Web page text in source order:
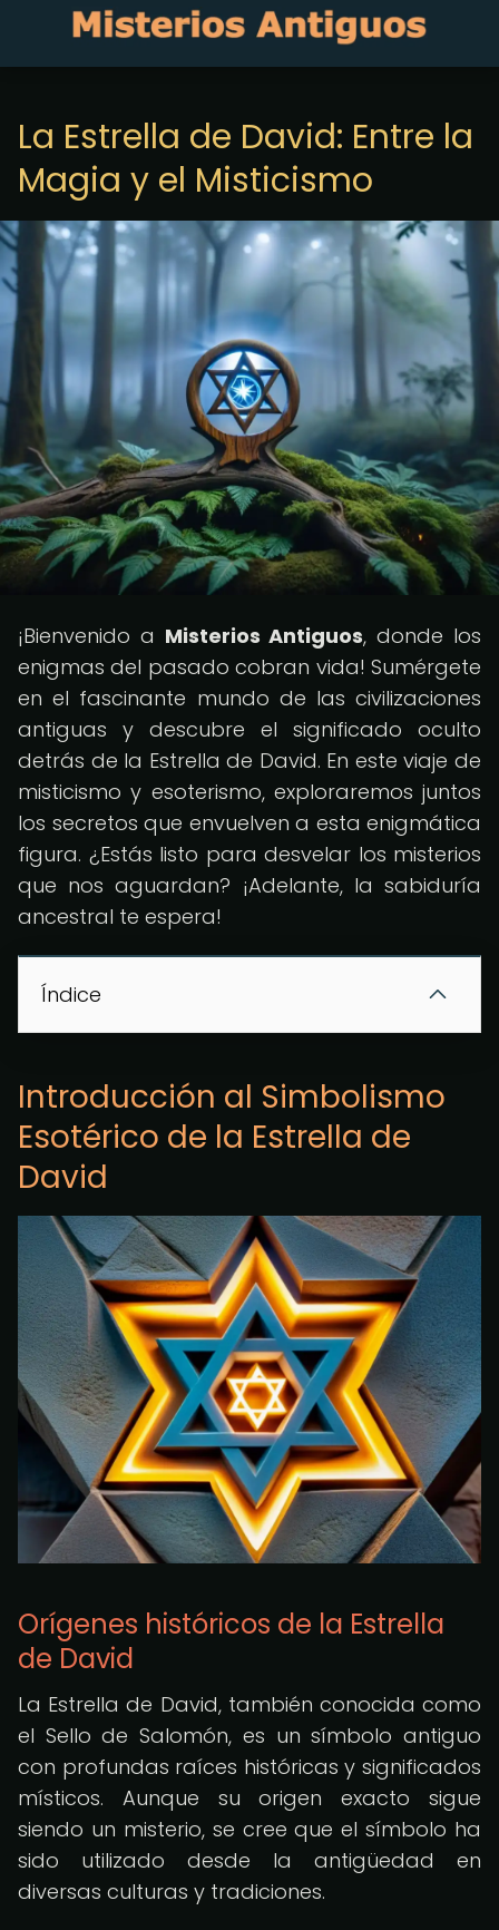
La Estrella de David: Entre la
Magia y el Misticismo
¡Bienvenido a Misterios Antiguos, donde los
enigmas del pasado cobran vida! Sumérgete
en el fascinante mundo de las civilizaciones
antiguas y descubre el significado oculto
detrás de la Estrella de David. En este viaje de
misticismo y esoterismo, exploraremos juntos
los secretos que envuelven a esta enigmática
figura. ¿Estás listo para desvelar los misterios
que nos aguardan? ¡Adelante, la sabiduría
ancestral te espera!
Índice
Introducción al Simbolismo
Esotérico de la Estrella de
David
Orígenes históricos de la Estrella
de David
La Estrella de David, también conocida como
el Sello de Salomón, es un símbolo antiguo
con profundas raíces históricas y significados
místicos. Aunque su origen exacto sigue
siendo un misterio, se cree que el símbolo ha
sido utilizado desde la antigüedad en
diversas culturas y tradiciones.